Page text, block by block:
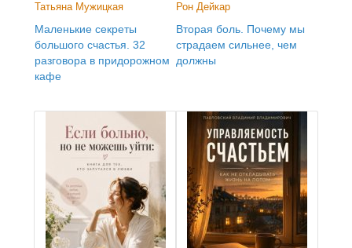
Татьяна Мужицкая
Маленькие секреты
большого счастья. 32
разговора в придорожном
кафе
Рон Дейкар
Вторая боль. Почему мы
страдаем сильнее, чем
должны